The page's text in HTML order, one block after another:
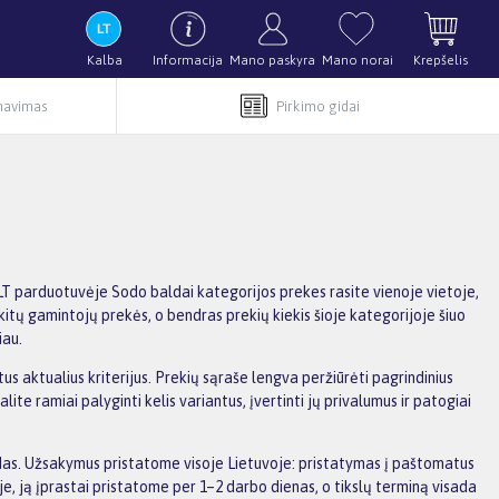
Kalba Informacija Mano paskyra Mano norai Krepšelis
Pirkimo gidai
parduotuvėje Sodo baldai kategorijos prekes rasite vienoje vietoje,
gamintojų prekės, o bendras prekių kiekis šioje kategorijoje šiuo
aktualius kriterijus. Prekių sąraše lengva peržiūrėti pagrindinius
ramiai palyginti kelis variantus, įvertinti jų privalumus ir patogiai
Užsakymus pristatome visoje Lietuvoje: pristatymas į paštomatus
ją įprastai pristatome per 1–2 darbo dienas, o tikslų terminą visada